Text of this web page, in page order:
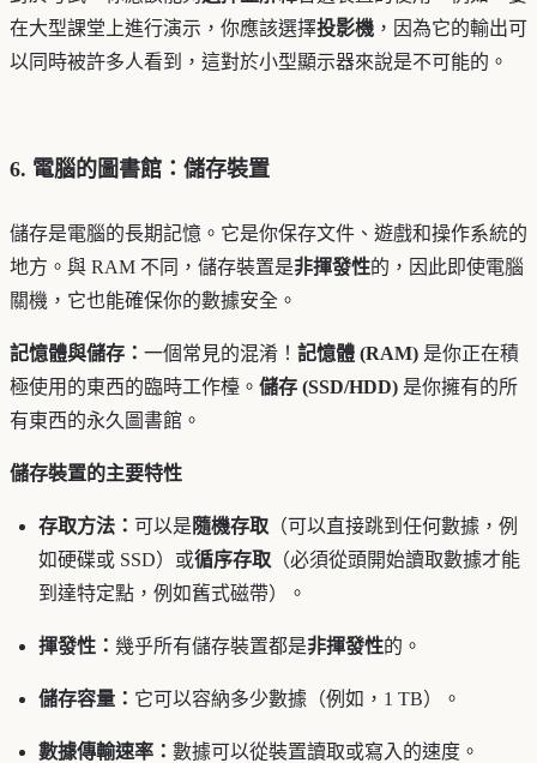
在大型課堂上進行演示，你應該選擇投影機 ，因為它的輸出可
以同時被許多人看到，這對於小型顯示器來說是不可能的。
6. 電腦的圖書館：儲存裝置
儲存是電腦的長期記憶。它是你保存文件、遊戲和操作系統的
地方。與 RAM 不同，儲存裝置是非揮發性的，因此即使電腦
關機，它也能確保你的數據安全。
記憶體與儲存： 一個常見的混淆！ 記憶體 (RAM) 是你正在積
極使用的東西的臨時工作檯。 儲存 (SSD/HDD) 是你擁有的所
有東西的永久圖書館。
儲存裝置的主要特性
存取方法： 可以是 隨機存取 （可以直接跳到任何數據，例
如硬碟或 SSD）或循序存取 （必須從頭開始讀取數據才能
到達特定點，例如舊式磁帶）。
揮發性： 幾乎所有儲存裝置都是非揮發性的。
儲存容量： 它可以容納多少數據（例如，1 TB）。
數據傳輸速率： 數據可以從裝置讀取或寫入的速度。